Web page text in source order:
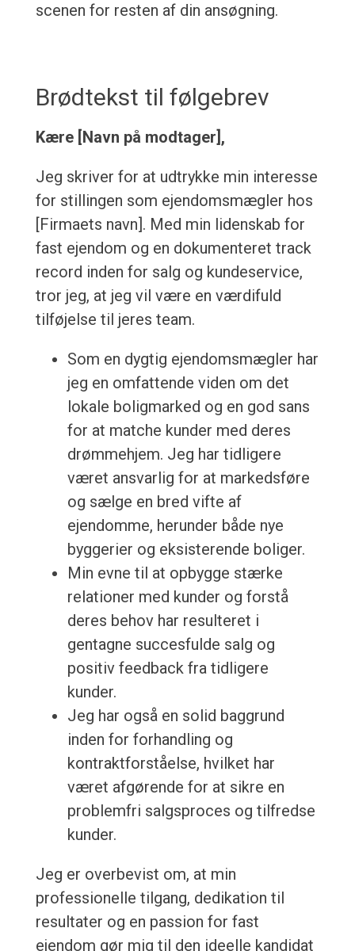
scenen for resten af din ansøgning.
Brødtekst til følgebrev
Kære [Navn på modtager],
Jeg skriver for at udtrykke min interesse
for stillingen som ejendomsmægler hos
[Firmaets navn]. Med min lidenskab for
fast ejendom og en dokumenteret track
record inden for salg og kundeservice,
tror jeg, at jeg vil være en værdifuld
tilføjelse til jeres team.
Som en dygtig ejendomsmægler har
jeg en omfattende viden om det
lokale boligmarked og en god sans
for at matche kunder med deres
drømmehjem. Jeg har tidligere
været ansvarlig for at markedsføre
og sælge en bred vifte af
ejendomme, herunder både nye
byggerier og eksisterende boliger.
Min evne til at opbygge stærke
relationer med kunder og forstå
deres behov har resulteret i
gentagne succesfulde salg og
positiv feedback fra tidligere
kunder.
Jeg har også en solid baggrund
inden for forhandling og
kontraktforståelse, hvilket har
været afgørende for at sikre en
problemfri salgsproces og tilfredse
kunder.
Jeg er overbevist om, at min
professionelle tilgang, dedikation til
resultater og en passion for fast
ejendom gør mig til den ideelle kandidat